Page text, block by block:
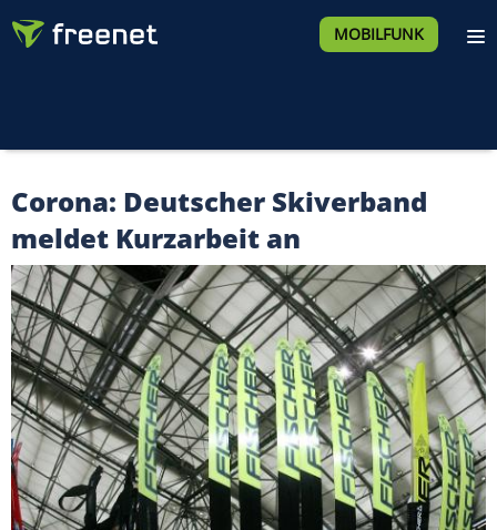
MOBILFUNK
Corona: Deutscher Skiverband
meldet Kurzarbeit an